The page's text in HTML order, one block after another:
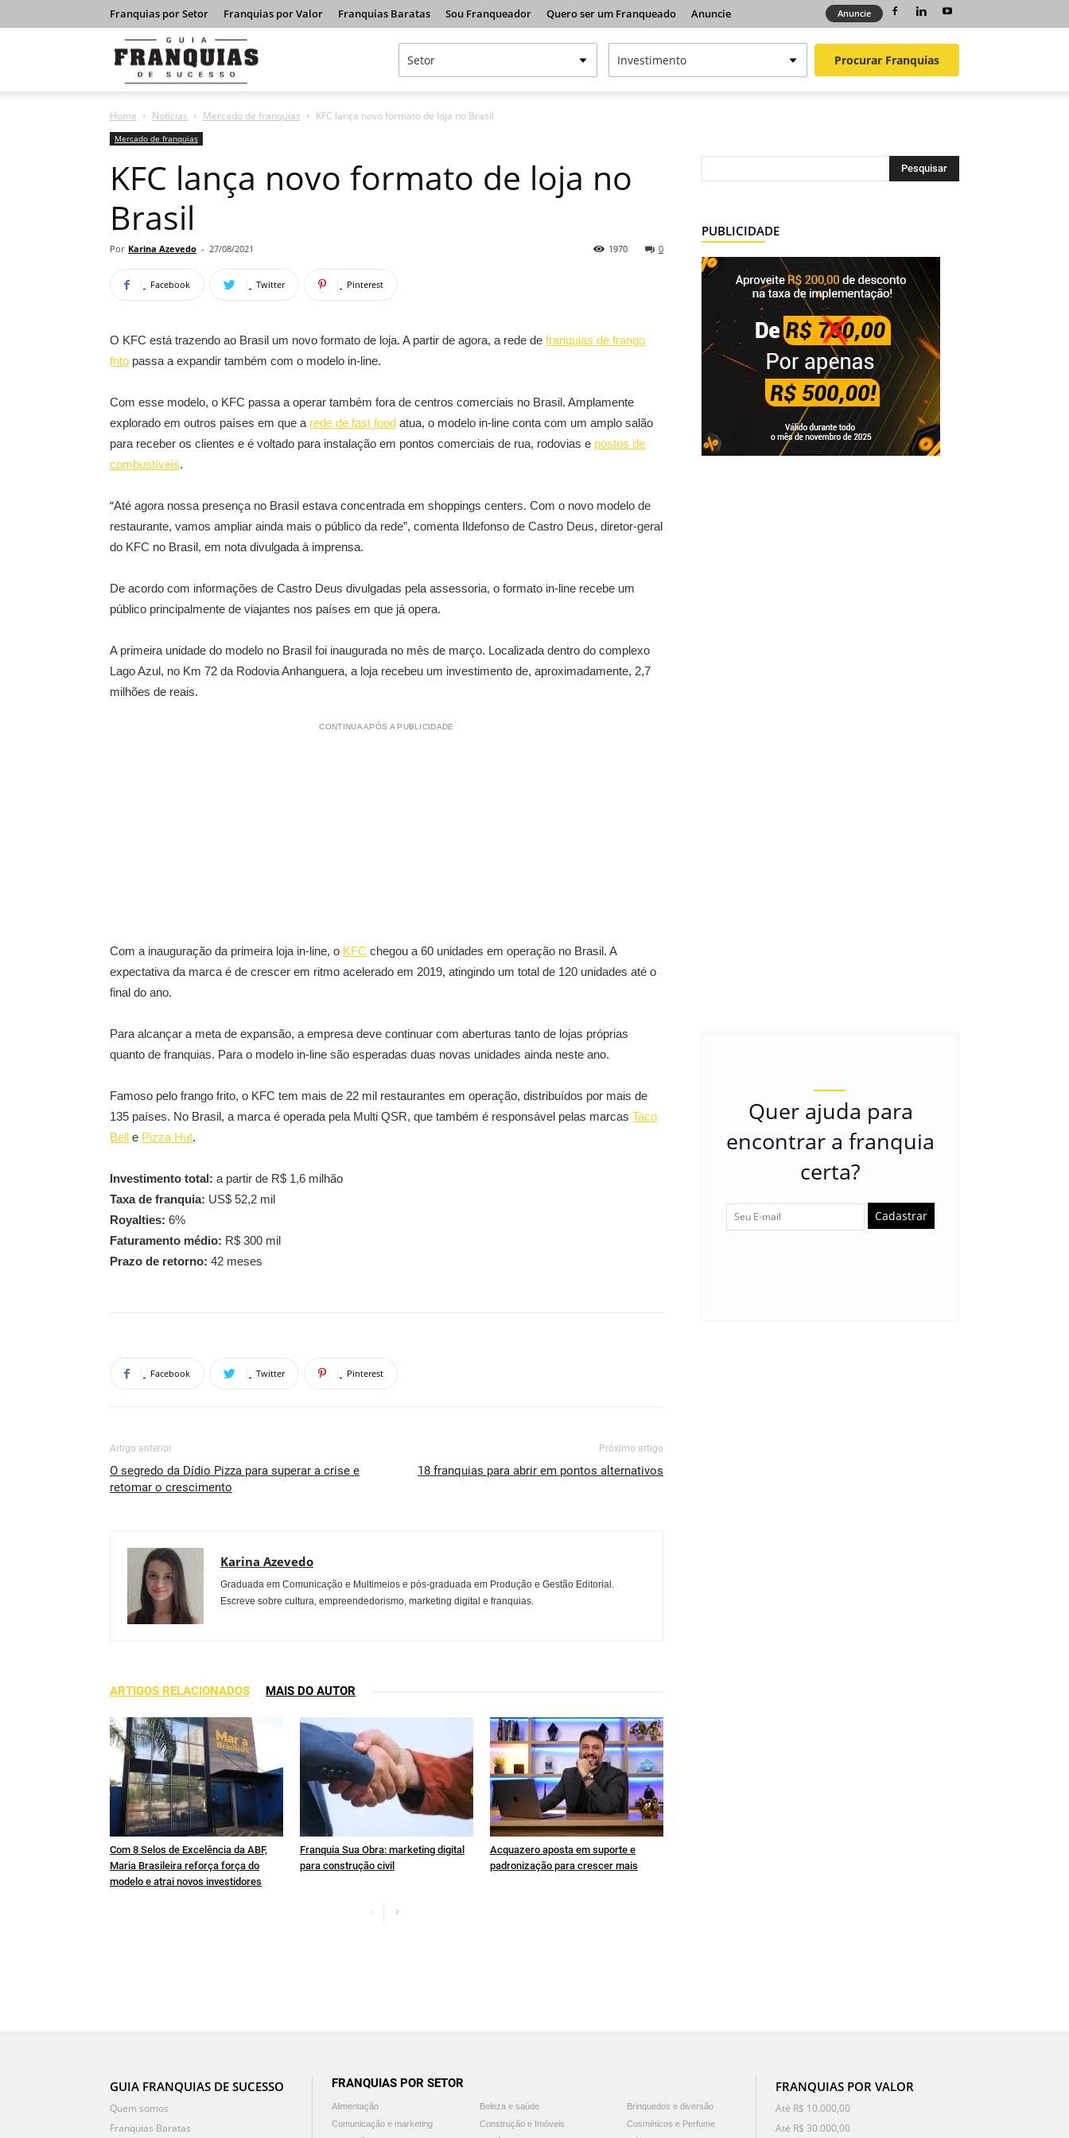
Franquias por Setor Franquias por Valor Franquias Baratas Sou Franqueador Quero ser um Franqueado Anuncie Anuncie
Franquias
Procurar Franquias
Home Notícias Mercado de franquias KFC lança novo formato de loja no Brasil
Mercado de franquias
KFC lança novo formato de loja no
Brasil
Por Karina Azevedo - 27/08/2021 0
1970
Facebook Twitter Pinterest
O KFC está trazendo ao Brasil um novo formato de loja. A partir de agora, a rede de franquias de frango
frito passa a expandir também com o modelo in-line.
Com esse modelo, o KFC passa a operar também fora de centros comerciais no Brasil. Amplamente
explorado em outros países em que a rede de fast food atua, o modelo in-line conta com um amplo salão
para receber os clientes e é voltado para instalação em pontos comerciais de rua, rodovias e postos de
combustíveis.
“Até agora nossa presença no Brasil estava concentrada em shoppings centers. Com o novo modelo de
restaurante, vamos ampliar ainda mais o público da rede”, comenta Ildefonso de Castro Deus, diretor-geral
do KFC no Brasil, em nota divulgada à imprensa.
De acordo com informações de Castro Deus divulgadas pela assessoria, o formato in-line recebe um
público principalmente de viajantes nos países em que já opera.
A primeira unidade do modelo no Brasil foi inaugurada no mês de março. Localizada dentro do complexo
Lago Azul, no Km 72 da Rodovia Anhanguera, a loja recebeu um investimento de, aproximadamente, 2,7
milhões de reais.
CONTINUA APÓS A PUBLICIDADE
Com a inauguração da primeira loja in-line, o KFC chegou a 60 unidades em operação no Brasil. A
expectativa da marca é de crescer em ritmo acelerado em 2019, atingindo um total de 120 unidades até o
final do ano.
Para alcançar a meta de expansão, a empresa deve continuar com aberturas tanto de lojas próprias
quanto de franquias. Para o modelo in-line são esperadas duas novas unidades ainda neste ano.
Famoso pelo frango frito, o KFC tem mais de 22 mil restaurantes em operação, distribuídos por mais de
135 países. No Brasil, a marca é operada pela Multi QSR, que também é responsável pelas marcas Taco
Bell e Pizza Hut.
Investimento total: a partir de R$ 1,6 milhão
Taxa de franquia: US$ 52,2 mil
Royalties: 6%
Faturamento médio: R$ 300 mil
Prazo de retorno: 42 meses
Facebook Twitter Pinterest
Artigo anterior
O segredo da Dídio Pizza para superar a crise e
retomar o crescimento
Próximo artigo
18 franquias para abrir em pontos alternativos
Karina Azevedo
Graduada em Comunicação e Multimeios e pós-graduada em Produção e Gestão Editorial.
Escreve sobre cultura, empreendedorismo, marketing digital e franquias.
ARTIGOS RELACIONADOS MAIS DO AUTOR
Com 8 Selos de Excelência da ABF,
Maria Brasileira reforça força do
modelo e atrai novos investidores
Franquia Sua Obra: marketing digital
para construção civil
Acquazero aposta em suporte e
padronização para crescer mais
PUBLICIDADE
Quer ajuda para
encontrar a franquia
certa?
Cadastrar
GUIA FRANQUIAS DE SUCESSO
Quem somos
Franquias Baratas
FRANQUIAS POR SETOR
Alimentação Beleza e saúde
Brinquedos e diversão
Comunicação e marketing
Construção e Imóveis
Cosméticos e Perfume
FRANQUIAS POR VALOR
Até R$ 10.000,00
Até R$ 30.000,00